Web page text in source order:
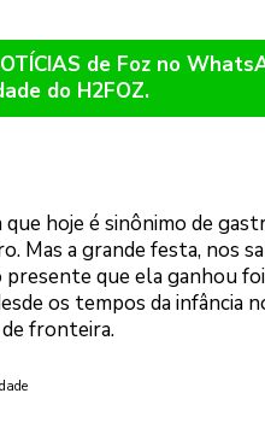
de Foz no
do H2FOZ.
hoje é sinônimo de
Mas a grande festa, nos
que ela ganhou
os tempos da infância
fronteira.